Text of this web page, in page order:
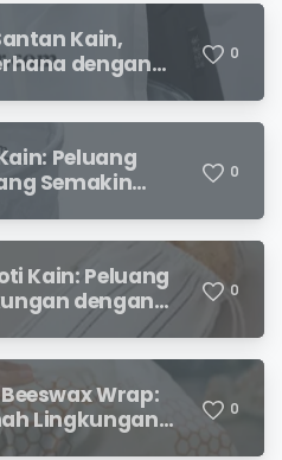
Kain,
dengan
Meningkat
0
Peluang
Semakin
0
Kain: Peluang
dengan
0
Wrap:
Lingkungan
0